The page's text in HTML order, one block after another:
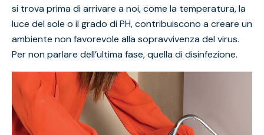
si trova prima di arrivare a noi, come la temperatura, la
luce del sole o il grado di PH, contribuiscono a creare un
ambiente non favorevole alla sopravvivenza del virus.
Per non parlare dell’ultima fase, quella di disinfezione.